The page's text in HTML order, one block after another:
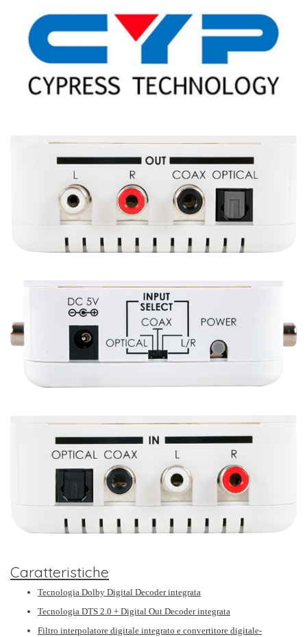
Caratteristiche
Tecnologia Dolby Digital Decoder integrata
Tecnologia DTS 2.0 + Digital Out Decoder integrata
Filtro interpolatore digitale integrato e convertitore digitale-